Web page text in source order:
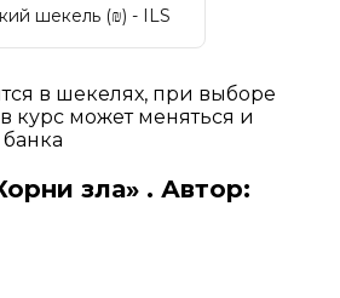
шекель (₪) - ILS
в шекелях, при выборе
курс может меняться и
зла» . Автор: